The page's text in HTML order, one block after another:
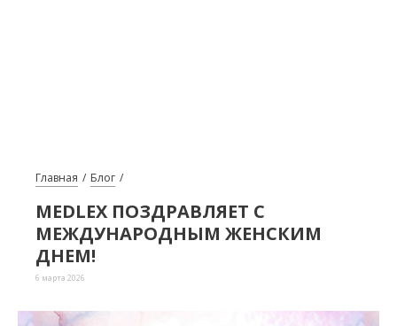
Главная Блог
MEDLEX ПОЗДРАВЛЯЕТ С
МЕЖДУНАРОДНЫМ ЖЕНСКИМ
ДНЕМ!
6 марта 2026